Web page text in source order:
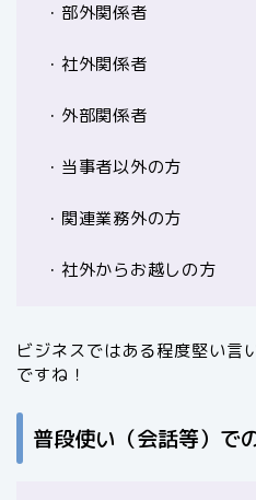
・部外関係者
・社外関係者
・外部関係者
・当事者以外の方
・関連業務外の方
・社外からお越しの方
ビジネスではある程度堅い言
ですね！
普段使い（会話等）で